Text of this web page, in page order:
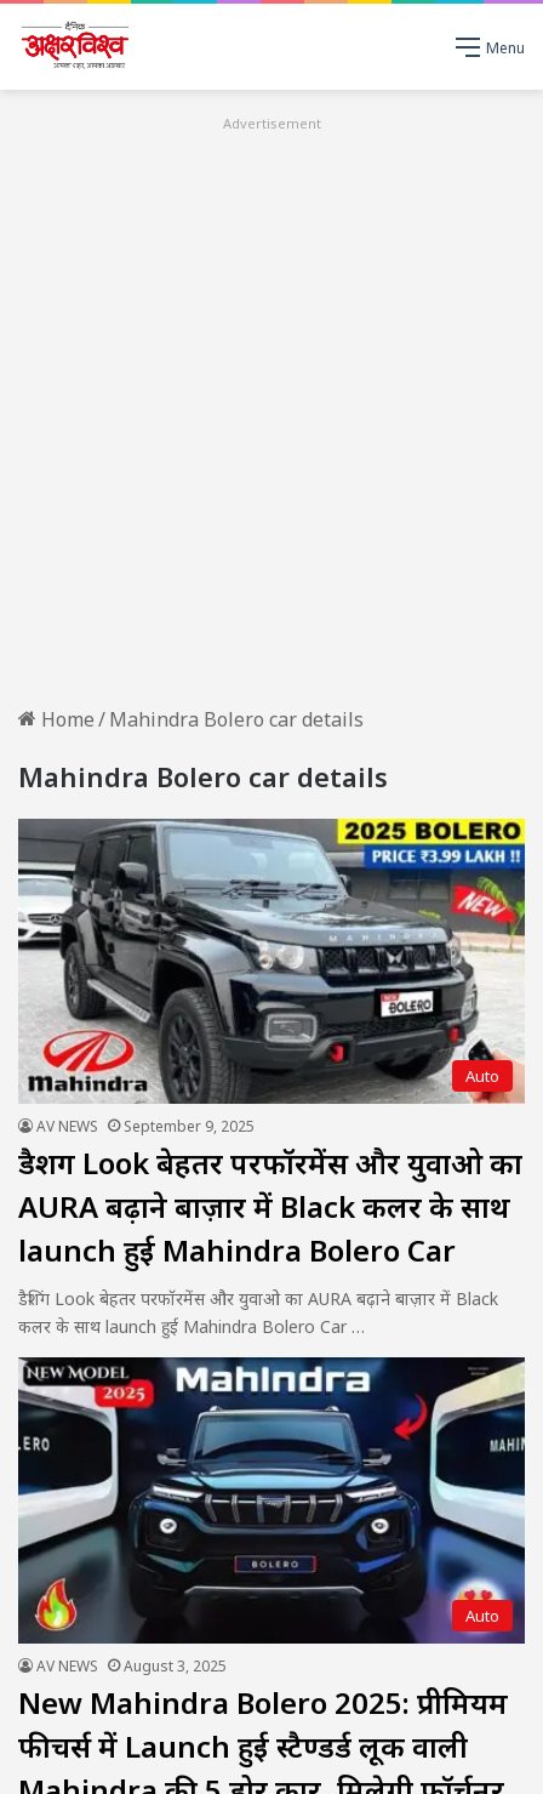
Menu
Advertisement
Home/Mahindra Bolero car details
Mahindra Bolero car details
Auto
AV NEWS September 9, 2025
डैशिंग Look बेहतर परफॉरमेंस और युवाओ का
AURA बढ़ाने बाज़ार में Black कलर के साथ
launch हुई Mahindra Bolero Car
डैशिंग Look बेहतर परफॉरमेंस और युवाओ का AURA बढ़ाने बाज़ार में Black
कलर के साथ launch हुई Mahindra Bolero Car …
Auto
AV NEWS August 3, 2025
New Mahindra Bolero 2025: प्रीमियम
फीचर्स में Launch हुई स्टैण्डर्ड लूक वाली